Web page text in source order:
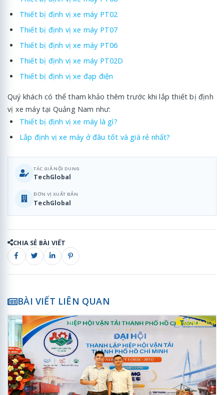
Thiết bị định vị xe máy PT02
Thiết bị định vị xe máy PT07
Thiết bị định vị xe máy PT06
Thiết bị định vị xe máy PT02D
Thiết bị định vị xe đạp điện
Quý khách có thể tham khảo thêm trước khi lắp thiết bị định
vị xe máy tại Quảng Nam như:
Thiết bị định vị xe máy là gì?
Lắp định vị xe máy ở đâu tốt và giá rẻ nhất?
TÁC GIẢ NỘI DUNG
TechGlobal
ĐƠN VỊ XUẤT BẢN
TechGlobal
CHIA SẺ BÀI VIẾT
BÀI VIẾT LIÊN QUAN